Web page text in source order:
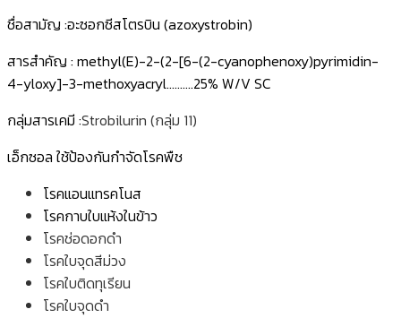
ชื่อสามัญ :อะซอกซีสโตรบิน (azoxystrobin)
สารสำคัญ : methyl(E)-2-(2-[6-(2-cyanophenoxy)pyrimidin-
4-yloxy]-3-methoxyacryl……….25% W/V SC
กลุ่มสารเคมี :Strobilurin (กลุ่ม 11)
เอ็กซอล ใช้ป้องกันกำจัดโรคพืช
โรคแอนแทรคโนส
โรคกาบใบแห้งในข้าว
โรคช่อดอกดำ
โรคใบจุดสีม่วง
โรคใบติดทุเรียน
โรคใบจุดดำ